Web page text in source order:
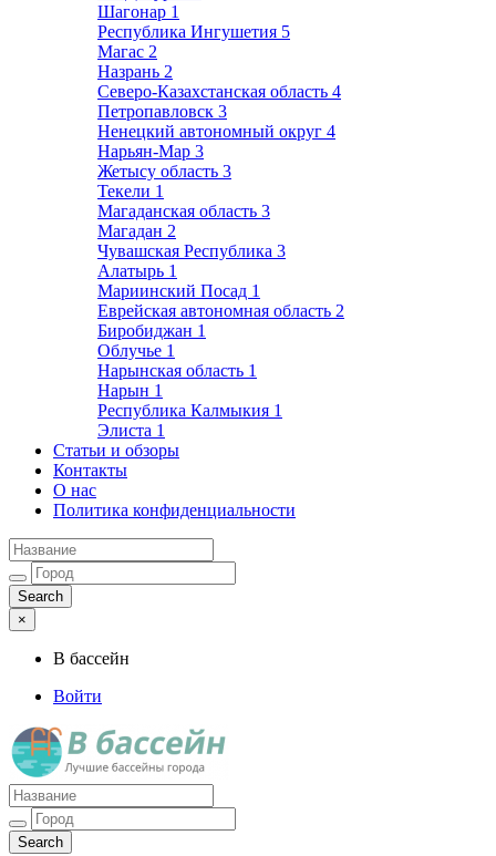
Шагонар 1
Республика Ингушетия 5
Магас 2
Назрань 2
Северо-Казахстанская область 4
Петропавловск 3
Ненецкий автономный округ 4
Нарьян-Мар 3
Жетысу область 3
Текели 1
Магаданская область 3
Магадан 2
Чувашская Республика 3
Алатырь 1
Мариинский Посад 1
Еврейская автономная область 2
Биробиджан 1
Облучье 1
Нарынская область 1
Нарын 1
Республика Калмыкия 1
Элиста 1
Статьи и обзоры
Контакты
О нас
Политика конфиденциальности
×
В бассейн
Войти
Лучшие бассейны города